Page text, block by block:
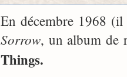
En décembre 1968
Sorrow, un album de
Things.